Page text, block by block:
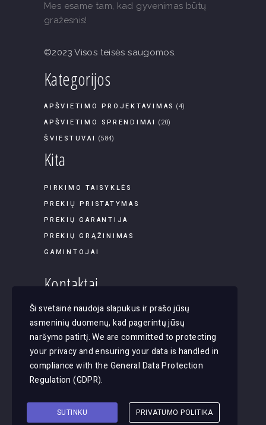
Mes esame tam, kad gyvenimas būtų
gražesnis!
©2023 Visos teisės saugomos.
Kategorijos
APŠVIETIMO PROJEKTAVIMAS (4)
APŠVIETIMO SPRENDIMAI (20)
ŠVIESTUVAI (584)
Kita
PIRKIMO TAISYKLĖS
PREKIŲ PRISTATYMAS
PREKIŲ GARANTIJA
PREKIŲ GRĄŽINIMAS
GAMINTOJAI
Kontaktai
Panerių g. 45B-9, LT-03202, Vilnius
El. paštas: apsvietimas@justlight.lt
Tel. +370 655 29065
Ši svetainė naudoja slapukus ir prašo jūsų
asmeninių duomenų, kad pagerintų jūsų
naršymo patirtį. We are committed to protecting
your privacy and ensuring your data is handled in
compliance with the General Data Protection
Regulation (GDPR).
SUTINKU PRIVATUMO POLITIKA